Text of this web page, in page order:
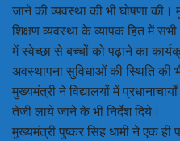
जाने की व्यवस्था की भी घोषणा की।
शिक्षण व्यवस्था के व्यापक हित में
में स्वेच्छा से बच्चों को पढ़ाने का
अवस्थापना सुविधाओं की स्थिति की
मुख्यमंत्री ने विद्यालयों में
तेजी लाये जाने के भी निर्देश दिये।
मुख्यमंत्री पुष्कर सिंह धामी ने एक ही